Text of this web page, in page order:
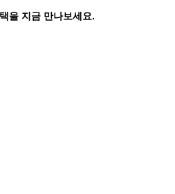
을 지금 만나보세요.